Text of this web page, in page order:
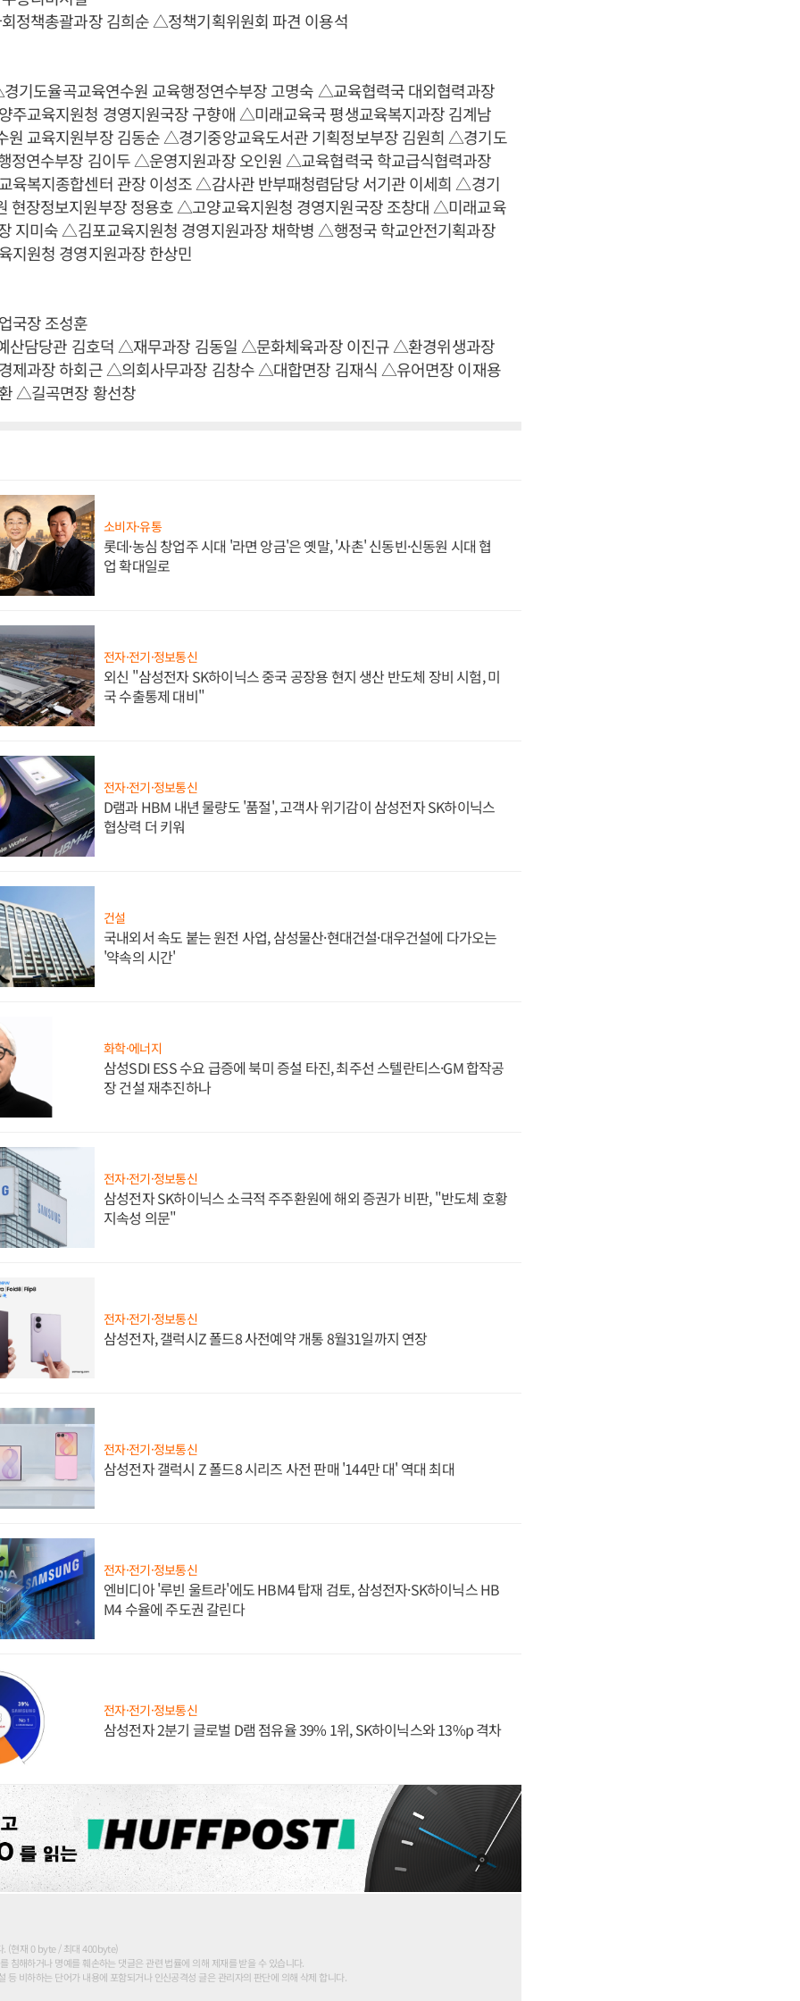
정책총괄과장 김희순 △정책기획위원회 파견 이용석
기도율곡교육연수원 교육행정연수부장 고명숙 △교육협력국 대외협력과장
주교육지원청 경영지원국장 구향애 △미래교육국 평생교육복지과장 김계남
교육지원부장 김동순 △경기중앙교육도서관 기획정보부장 김원희 △경기도
정연수부장 김이두 △운영지원과장 오인원 △교육협력국 학교급식협력과장
육복지종합센터 관장 이성조 △감사관 반부패청렴담당 서기관 이세희 △경기
현장정보지원부장 정용호 △고양교육지원청 경영지원국장 조창대 △미래교육
지미숙 △김포교육지원청 경영지원과장 채학병 △행정국 학교안전기획과장
지원청 경영지원과장 한상민
국장 조성훈
산담당관 김호덕 △재무과장 김동일 △문화체육과장 이진규 △환경위생과장
제과장 하회근 △의회사무과장 김창수 △대합면장 김재식 △유어면장 이재용
△길곡면장 황선창
소비자·유통
롯데·농심 창업주 시대 '라면 앙금'은 옛말, '사촌' 신동빈·신동원 시대 협
업 확대일로
전자·전기·정보통신
외신 "삼성전자 SK하이닉스 중국 공장용 현지 생산 반도체 장비 시험, 미
국 수출통제 대비"
전자·전기·정보통신
D램과 HBM 내년 물량도 '품절', 고객사 위기감이 삼성전자 SK하이닉스
협상력 더 키워
건설
국내외서 속도 붙는 원전 사업, 삼성물산·현대건설·대우건설에 다가오는
'약속의 시간'
화학·에너지
삼성SDI ESS 수요 급증에 북미 증설 타진, 최주선 스텔란티스·GM 합작공
장 건설 재추진하나
전자·전기·정보통신
삼성전자 SK하이닉스 소극적 주주환원에 해외 증권가 비판, "반도체 호황
지속성 의문"
전자·전기·정보통신
삼성전자, 갤럭시Z 폴드8 사전예약 개통 8월31일까지 연장
전자·전기·정보통신
삼성전자 갤럭시 Z 폴드8 시리즈 사전 판매 '144만 대' 역대 최대
전자·전기·정보통신
엔비디아 '루빈 울트라'에도 HBM4 탑재 검토, 삼성전자·SK하이닉스 HB
M4 수율에 주도권 갈린다
전자·전기·정보통신
삼성전자 2분기 글로벌 D램 점유율 39% 1위, SK하이닉스와 13%p 격차
. (현재 0 byte / 최대 400byte)
침해하거나 명예를 훼손하는 댓글은 관련 법률에 의해 제재를 받을 수 있습니다.
등 비하하는 단어가 내용에 포함되거나 인신공격성 글은 관리자의 판단에 의해 삭제 합니다.